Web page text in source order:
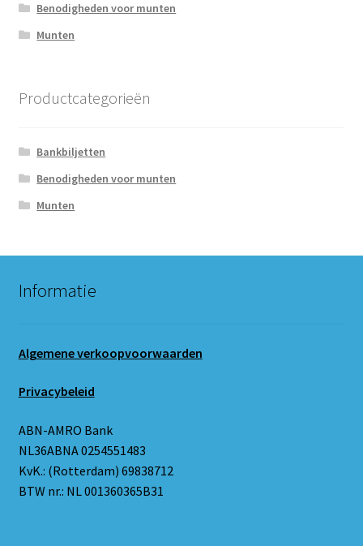
Benodigheden voor munten
Munten
Productcategorieën
Bankbiljetten
Benodigheden voor munten
Munten
Informatie
Algemene verkoopvoorwaarden
Privacybeleid
ABN-AMRO Bank
NL36ABNA 0254551483
KvK.: (Rotterdam) 69838712
BTW nr.: NL 001360365B31